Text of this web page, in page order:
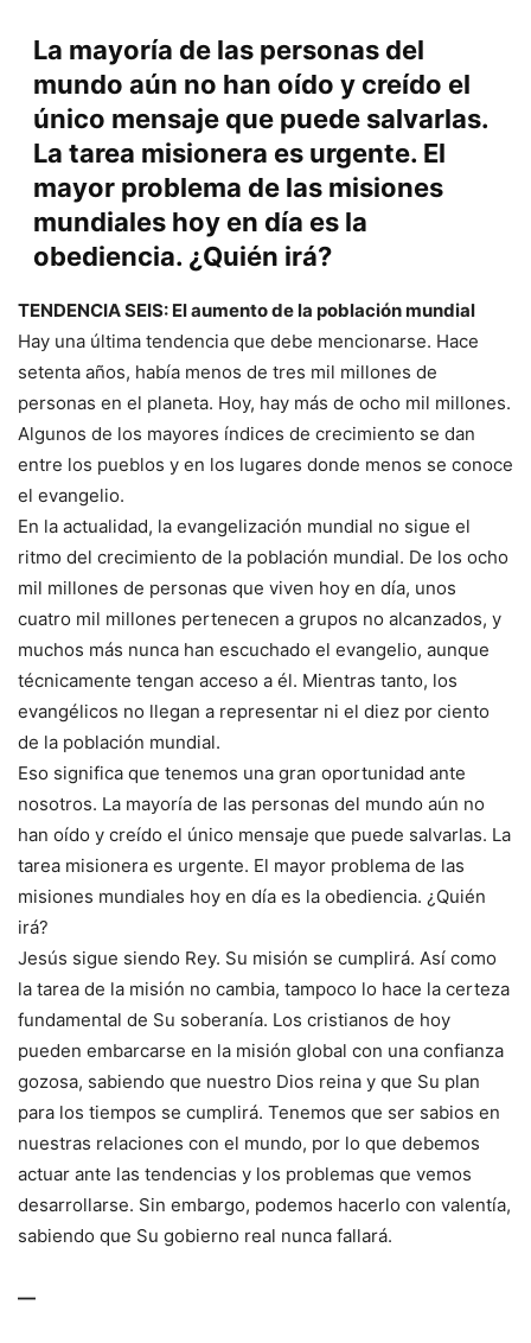
La mayoría de las personas del
mundo aún no han oído y creído el
único mensaje que puede salvarlas.
La tarea misionera es urgente. El
mayor problema de las misiones
mundiales hoy en día es la
obediencia. ¿Quién irá?
TENDENCIA SEIS: El aumento de la población mundial
Hay una última tendencia que debe mencionarse. Hace
setenta años, había menos de tres mil millones de
personas en el planeta. Hoy, hay más de ocho mil millones.
Algunos de los mayores índices de crecimiento se dan
entre los pueblos y en los lugares donde menos se conoce
el evangelio.
En la actualidad, la evangelización mundial no sigue el
ritmo del crecimiento de la población mundial. De los ocho
mil millones de personas que viven hoy en día, unos
cuatro mil millones pertenecen a grupos no alcanzados, y
muchos más nunca han escuchado el evangelio, aunque
técnicamente tengan acceso a él. Mientras tanto, los
evangélicos no llegan a representar ni el diez por ciento
de la población mundial.
Eso significa que tenemos una gran oportunidad ante
nosotros. La mayoría de las personas del mundo aún no
han oído y creído el único mensaje que puede salvarlas. La
tarea misionera es urgente. El mayor problema de las
misiones mundiales hoy en día es la obediencia. ¿Quién
irá?
Jesús sigue siendo Rey. Su misión se cumplirá. Así como
la tarea de la misión no cambia, tampoco lo hace la certeza
fundamental de Su soberanía. Los cristianos de hoy
pueden embarcarse en la misión global con una confianza
gozosa, sabiendo que nuestro Dios reina y que Su plan
para los tiempos se cumplirá. Tenemos que ser sabios en
nuestras relaciones con el mundo, por lo que debemos
actuar ante las tendencias y los problemas que vemos
desarrollarse. Sin embargo, podemos hacerlo con valentía,
sabiendo que Su gobierno real nunca fallará.
—